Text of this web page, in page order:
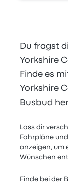
Du fragst
Yorkshire
Finde es
Yorkshire
Busbud
Lass dir
Fahrpläne
anzeigen, um
Wünschen
Finde bei der